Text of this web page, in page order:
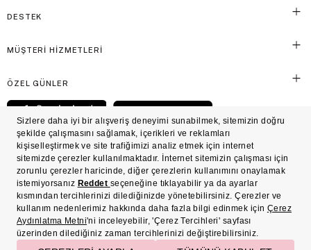
DESTEK
MÜŞTERİ HİZMETLERİ
ÖZEL GÜNLER
© Victoria's Secret Shaya Mağazacılık A.Ş. Franchise lisansı aracılığıyla işletilen ticari
markasıdır. Her hakkı saklıdır.
Süreç Bazlı Müşteri Aydınlatma Metni
Üyelik ve Gizlilik Sözleşmesi
İşlem Rehberi